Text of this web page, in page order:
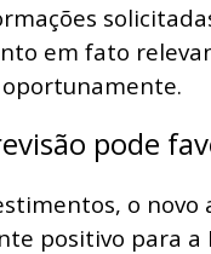
em fato
pode
o novo
positivo para a